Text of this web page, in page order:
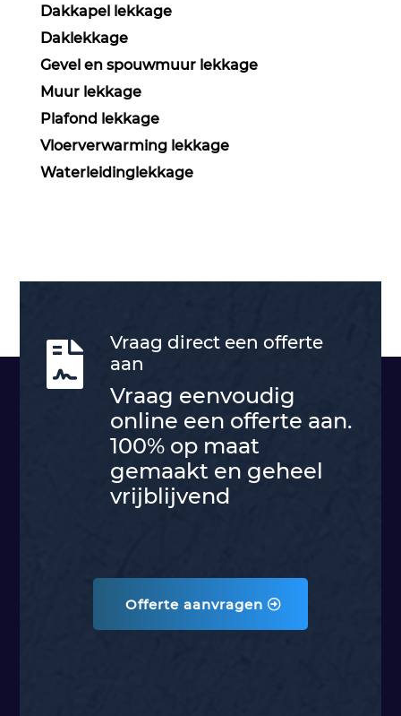
Dakkapel lekkage
Daklekkage
Gevel en spouwmuur lekkage
Muur lekkage
Plafond lekkage
Vloerverwarming lekkage
Waterleidinglekkage

Vraag direct een offerte
aan
Vraag eenvoudig
online een offerte aan.
100% op maat
gemaakt en geheel
vrijblijvend
Offerte aanvragen